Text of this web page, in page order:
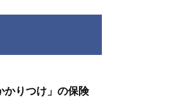
かりつけ」の保険